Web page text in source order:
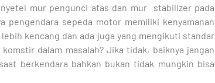
mur pengunci atas dan mur stabilizer pada
pengendara sepeda motor memiliki kenyamanan
kencang dan ada juga yang mengikuti standar
dalam masalah? Jika tidak, baiknya jangan
berkendara bahkan bukan tidak mungkin bisa